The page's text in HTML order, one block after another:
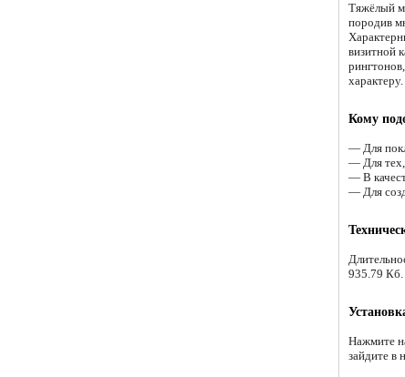
Тяжёлый
породив
визитной
характеру.
Кому
— Для
— Для тех,
— В
— Для
935.79
Нажмите
зайдите в